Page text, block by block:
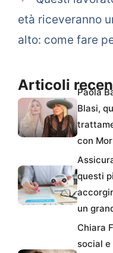
età riceveranno
alto: come fare
Articoli
Paola
Blasi,
con
questi
un
Chiara
social